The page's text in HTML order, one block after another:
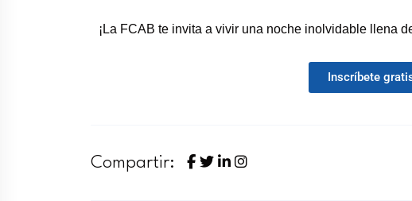
¡La FCAB te invita a vivir una noche inolvidable llena
Inscríbete
Compartir: